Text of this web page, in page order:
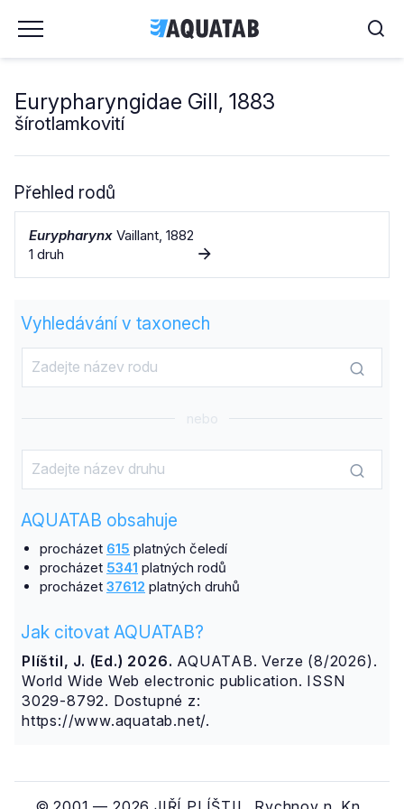
Eurypharyngidae Gill, 1883
šírotlamkovití
Přehled rodů
Eurypharynx Vaillant, 1882
1 druh
Vyhledávání v taxonech
nebo
AQUATAB obsahuje
procházet 615 platných čeledí
procházet 5341 platných rodů
procházet 37612 platných druhů
Jak citovat AQUATAB?
Plíštil, J. (Ed.) 2026. AQUATAB. Verze (8/2026).
World Wide Web electronic publication. ISSN
3029-8792. Dostupné z:
https://www.aquatab.net/.